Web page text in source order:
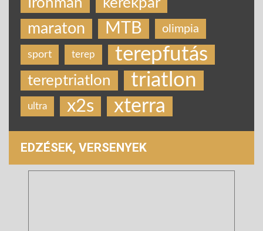
maraton MTB olimpia
sport terep terepfutás
tereptriatlon triatlon
ultra x2s xterra
EDZÉSEK, VERSENYEK